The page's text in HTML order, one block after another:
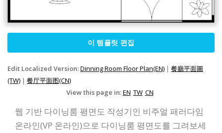
이 템플릿 편집
Edit Localized Version:Dinning Room Floor Plan(EN) | 餐廳平面圖
(TW) | 餐厅平面图(CN)
View this page in:EN TW CN
웹 기반 다이닝룸 평면도 작성기인 비주얼 패러다임
온라인(VP 온라인)으로 다이닝룸 평면도를 그려보세